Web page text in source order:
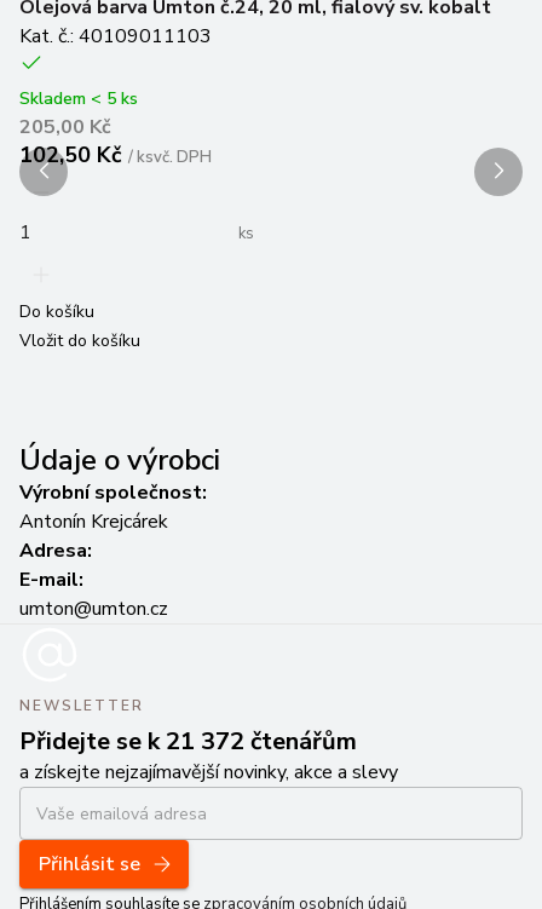
Olejová barva Umton č.24, 20 ml, fialový sv. kobalt
Kat. č.: 40109011103
Skladem < 5 ks
205,00 Kč
102,50 Kč /ksvč. DPH
ks
Do košíku
Vložit do košíku
Údaje o výrobci
Výrobní společnost:
Antonín Krejcárek
Adresa:
E-mail:
umton@umton.cz
NEWSLETTER
Přidejte se k 21 372 čtenářům
a získejte nejzajímavější novinky, akce a slevy
Přihlásit se
Přihlášením souhlasíte se zpracováním osobních údajů